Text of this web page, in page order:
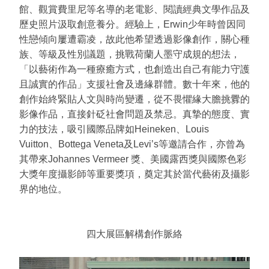
館、觀賞費里尼等名導的老電影、閱讀經典文學作品及
歷史照片汲取創意養分。經驗上，Erwin少年時曾因同
性戀傾向屢遭霸凌，故此他希望透過影像創作，關心種
族、等級及性別議題，挑戰荷蘭人墨守成規的想法，
「以藝術作為一種療癒方式，也創造出自己有能力守護
且誠實的作品」支援社會及邊緣群體。數十年來，他的
創作始終緊貼人文與時尚變遷，從不畏懼緣大膽挑釁的
影像作品，直接針砭社會問題及禁忌。真摯的態度、實
力的技法，吸引國際品牌如Heineken、Louis
Vuitton、Bottega Veneta及Levi’s等邀請合作，亦曾為
其帶來Johannes Vermeer 獎、美國露西獎與國際色彩
大獎年度攝影師等重要獎項，奠定其於當代藝術及攝影
界的地位。
四大展區解構創作脈絡